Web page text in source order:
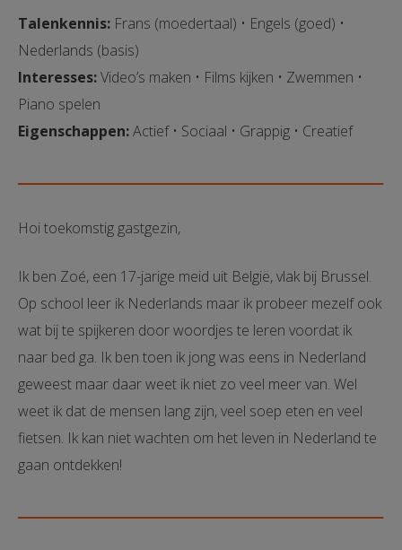
Talenkennis: Frans (moedertaal) • Engels (goed) •
Nederlands (basis)
Interesses:Video’s maken • Films kijken • Zwemmen •
Piano spelen
Eigenschappen:Actief • Sociaal • Grappig • Creatief
Hoi toekomstig gastgezin,
Ik ben Zoé, een 17-jarige meid uit België, vlak bij Brussel.
Op school leer ik Nederlands maar ik probeer mezelf ook
wat bij te spijkeren door woordjes te leren voordat ik
naar bed ga. Ik ben toen ik jong was eens in Nederland
geweest maar daar weet ik niet zo veel meer van. Wel
weet ik dat de mensen lang zijn, veel soep eten en veel
fietsen. Ik kan niet wachten om het leven in Nederland te
gaan ontdekken!